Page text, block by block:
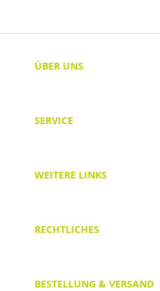
ÜBER UNS
SERVICE
WEITERE LINKS
RECHTLICHES
BESTELLUNG & VERSAND